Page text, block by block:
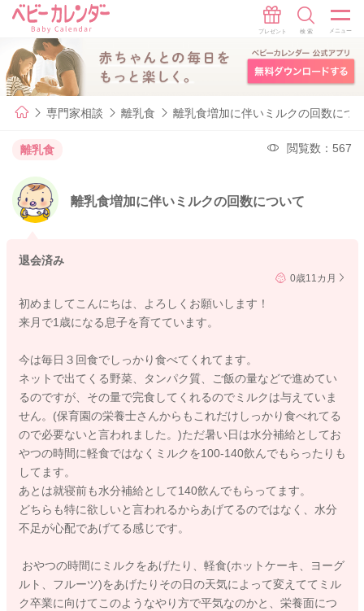
専門家相談 離乳食 離乳食増加に伴いミルクの回数につ
離乳食 閲覧数：567
離乳食増加に伴いミルクの回数について
退会済み
0歳11カ月
初めましてこんにちは、よろしくお願いします！
来月で1歳になる息子を育てています。
今は毎日３回食でしっかり食べてくれてます。
ネットで出てくる野菜、タンパク質、ご飯の量などで進めてい
るのですが、その量で完食してくれるのでミルクは与えていま
せん。(保育園の栄養士さんからもこれだけしっかり食べれてる
ので必要ないと言われました。)ただ暑い日は水分補給としてお
やつの時間に軽食ではなくミルクを100-140飲んでもらったりも
してます。
あとは就寝前も水分補給として140飲んでもらってます。
どちらも特に欲しいと言われるからあげてるのではなく、水分
不足が心配であげてる感じです。
おやつの時間にミルクをあげたり、軽食(ホットケーキ、ヨーグ
ルト、フルーツ)をあげたりその日の天気によって変えててミル
ク卒業に向けてこのようなやり方で平気なのかと、栄養面につ